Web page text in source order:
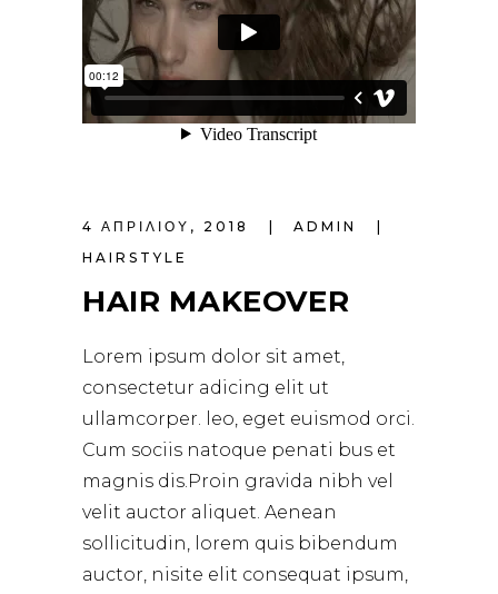
4 ΑΠΡΙΛΊΟΥ, 2018
ADMIN
HAIRSTYLE
HAIR MAKEOVER
Lorem ipsum dolor sit amet,
consectetur adicing elit ut
ullamcorper. leo, eget euismod orci.
Cum sociis natoque penati bus et
magnis dis.Proin gravida nibh vel
velit auctor aliquet. Aenean
sollicitudin, lorem quis bibendum
auctor, nisite elit consequat ipsum,